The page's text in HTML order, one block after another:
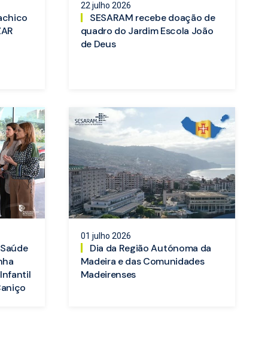
22 julho 2026
SESARAM recebe doação de
quadro do Jardim Escola João
de Deus
01 julho 2026
Dia da Região Autónoma da
Madeira e das Comunidades
Madeirenses